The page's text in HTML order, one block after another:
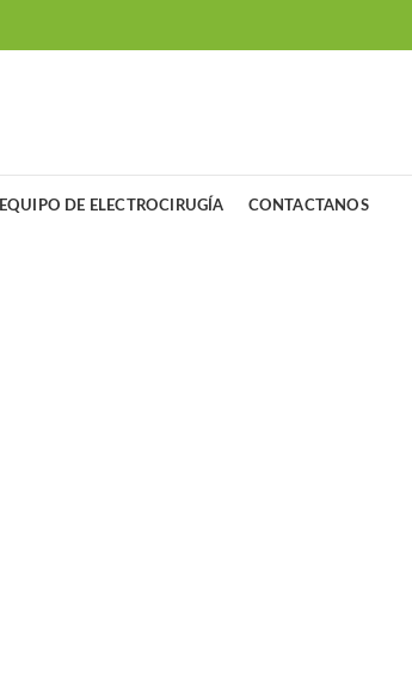
EQUIPO DE ELECTROCIRUGÍA CONTACTANOS